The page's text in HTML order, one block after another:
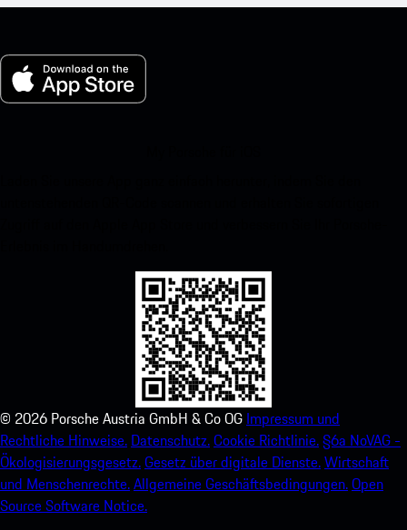
© 2026 Porsche Austria GmbH & Co OG Impressum und
Rechtliche Hinweise. Datenschutz.Cookie Richtlinie.§6a NoVAG -
Ökologisierungsgesetz.Gesetz über digitale Dienste.Wirtschaft
und Menschenrechte.Allgemeine Geschäftsbedingungen.Open
Source Software Notice.